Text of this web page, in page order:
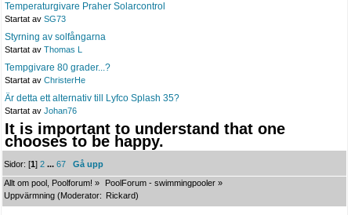
Temperaturgivare Praher Solarcontrol
Startat av SG73
Styrning av solfångarna
Startat av Thomas L
Tempgivare 80 grader...?
Startat av ChristerHe
Är detta ett alternativ till Lyfco Splash 35?
Startat av Johan76
It is important to understand that one
chooses to be happy.
Sidor: [1]2 ...67
Gå upp
Allt om pool, Poolforum! » PoolForum - swimmingpooler »
Uppvärmning (Moderator: Rickard)